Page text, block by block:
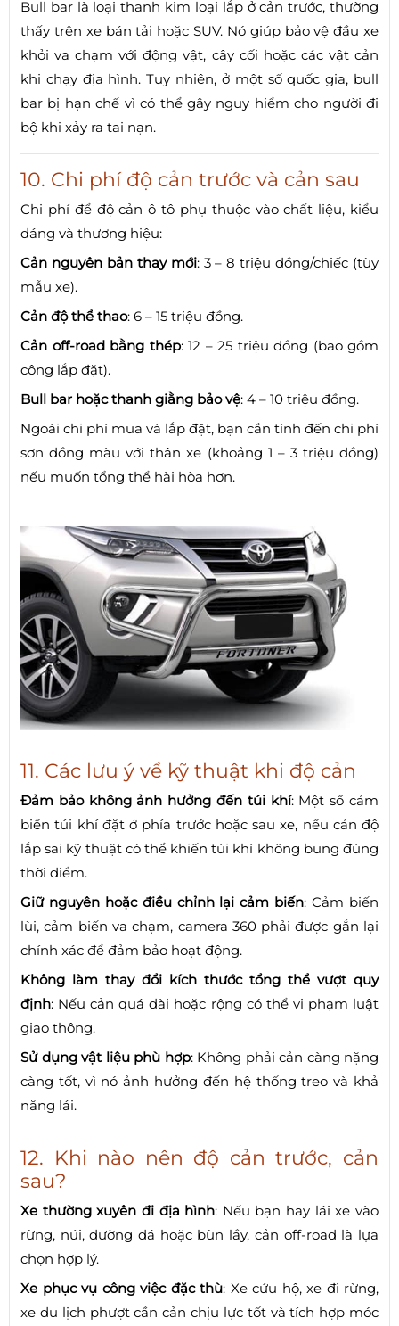
Bull bar là loại thanh kim loại lắp ở cản trước, thường
thấy trên xe bán tải hoặc SUV. Nó giúp bảo vệ đầu xe
khỏi va chạm với động vật, cây cối hoặc các vật cản
khi chạy địa hình. Tuy nhiên, ở một số quốc gia, bull
bar bị hạn chế vì có thể gây nguy hiểm cho người đi
bộ khi xảy ra tai nạn.
10. Chi phí độ cản trước và cản sau
Chi phí để độ cản ô tô phụ thuộc vào chất liệu, kiểu
dáng và thương hiệu:
Cản nguyên bản thay mới: 3 – 8 triệu đồng/chiếc (tùy
mẫu xe).
Cản độ thể thao: 6 – 15 triệu đồng.
Cản off-road bằng thép: 12 – 25 triệu đồng (bao gồm
công lắp đặt).
Bull bar hoặc thanh giằng bảo vệ: 4 – 10 triệu đồng.
Ngoài chi phí mua và lắp đặt, bạn cần tính đến chi phí
sơn đồng màu với thân xe (khoảng 1 – 3 triệu đồng)
nếu muốn tổng thể hài hòa hơn.
11. Các lưu ý về kỹ thuật khi độ cản
Đảm bảo không ảnh hưởng đến túi khí: Một số cảm
biến túi khí đặt ở phía trước hoặc sau xe, nếu cản độ
lắp sai kỹ thuật có thể khiến túi khí không bung đúng
thời điểm.
Giữ nguyên hoặc điều chỉnh lại cảm biến: Cảm biến
lùi, cảm biến va chạm, camera 360 phải được gắn lại
chính xác để đảm bảo hoạt động.
Không làm thay đổi kích thước tổng thể vượt quy
định: Nếu cản quá dài hoặc rộng có thể vi phạm luật
giao thông.
Sử dụng vật liệu phù hợp: Không phải cản càng nặng
càng tốt, vì nó ảnh hưởng đến hệ thống treo và khả
năng lái.
12. Khi nào nên độ cản trước, cản
sau?
Xe thường xuyên đi địa hình: Nếu bạn hay lái xe vào
rừng, núi, đường đá hoặc bùn lầy, cản off-road là lựa
chọn hợp lý.
Xe phục vụ công việc đặc thù: Xe cứu hộ, xe đi rừng,
xe du lịch phượt cần cản chịu lực tốt và tích hợp móc